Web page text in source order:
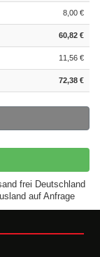
8,00 €
60,82 €
11,56 €
72,38 €
frei Deutschland
auf Anfrage